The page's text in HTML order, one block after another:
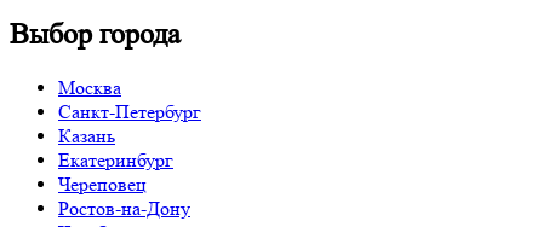
Выбор города
Москва
Санкт-Петербург
Казань
Екатеринбург
Череповец
Ростов-на-Дону